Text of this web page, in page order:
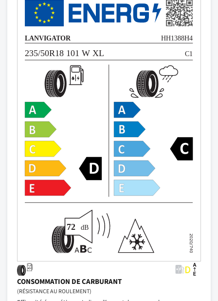
CONSOMMATION DE CARBURANT
(RÉSISTANCE AU ROULEMENT)